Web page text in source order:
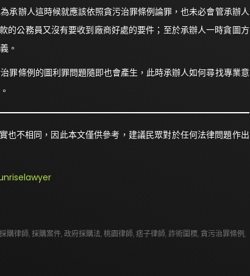
承辦人這時候就應該依照貪污治罪條例論罪，也未必會管承辦人
的公務員又沒有要收到廠商好處的要件；至於承辦人一時貪圖方
。
條例的圖利罪問題隨即也會產生，此時承辦人如何尋找專業意
不相同，因此本文僅供參考，建議民眾對於任何法律問題作出
採購律師,採購案件,政府採購法,桃園律師,痞子律師,詐術圍標, 貪污治罪條例,